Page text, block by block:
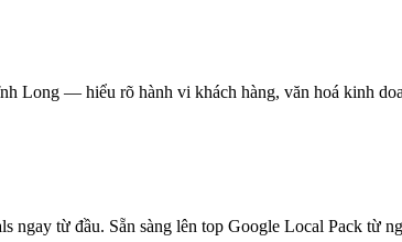
Long — hiểu rõ hành vi khách hàng, văn hoá kinh
ngay từ đầu. Sẵn sàng lên top Google Local Pack từ